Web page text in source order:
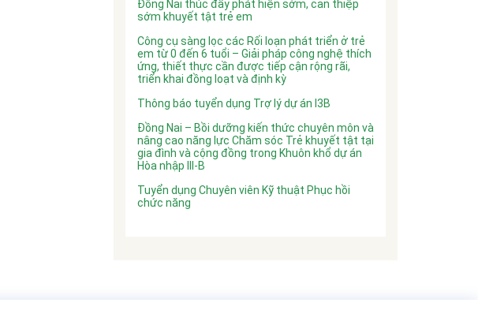
Đồng Nai thúc đẩy phát hiện sớm, can thiệp
sớm khuyết tật trẻ em
Công cụ sàng lọc các Rối loạn phát triển ở trẻ
em từ 0 đến 6 tuổi – Giải pháp công nghệ thích
ứng, thiết thực cần được tiếp cận rộng rãi,
triển khai đồng loạt và định kỳ
Thông báo tuyển dụng Trợ lý dự án I3B
Đồng Nai – Bồi dưỡng kiến thức chuyên môn và
nâng cao năng lực Chăm sóc Trẻ khuyết tật tại
gia đình và cộng đồng trong Khuôn khổ dự án
Hòa nhập III-B
Tuyển dụng Chuyên viên Kỹ thuật Phục hồi
chức năng